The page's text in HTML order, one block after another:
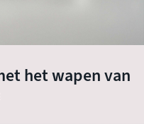
het wapen van